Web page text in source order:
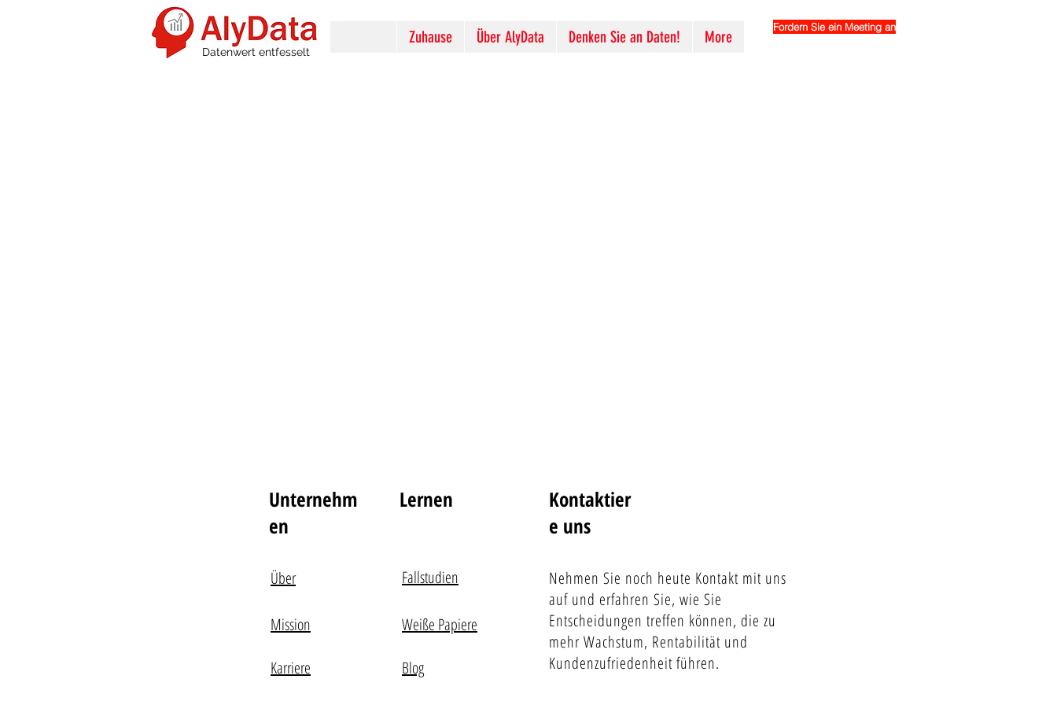
Datenwert entfesselt
Zuhause Über AlyData Denken Sie an Daten! More
Fordern Sie ein Meeting an
Unternehm
en
Über
Mission
Karriere
Lernen
Fallstudien
Weiße Papiere
Blog
Kontaktier
e uns
Nehmen Sie noch heute Kontakt mit uns
auf und erfahren Sie, wie Sie
Entscheidungen treffen können, die zu
mehr Wachstum, Rentabilität und
Kundenzufriedenheit führen.